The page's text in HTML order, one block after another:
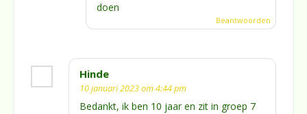
doen
Beantwoorden
Hinde
10 januari 2023 om 4:44 pm
Bedankt, ik ben 10 jaar en zit in groep 7